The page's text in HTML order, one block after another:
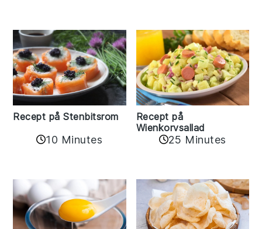
Recept på Stenbitsrom
10 Minutes
Recept på
Wienkorvsallad
25 Minutes